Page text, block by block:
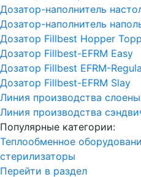
Дозатор-наполнитель
Дозатор-наполнитель
Дозатор Fillbest Hopper
Дозатор Fillbest-EFRM Easy
Дозатор Fillbest EFRM-
Дозатор Fillbest-EFRM Slay
Линия производства
Линия производства
Популярные категории:
Теплообменное
стерилизаторы
Перейти в раздел